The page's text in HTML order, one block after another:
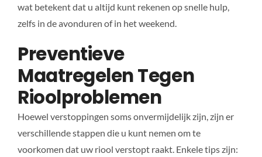
wat betekent dat u altijd kunt rekenen op snelle hulp,
zelfs in de avonduren of in het weekend.
Preventieve
Maatregelen Tegen
Rioolproblemen
Hoewel verstoppingen soms onvermijdelijk zijn, zijn er
verschillende stappen die u kunt nemen om te
voorkomen dat uw riool verstopt raakt. Enkele tips zijn: